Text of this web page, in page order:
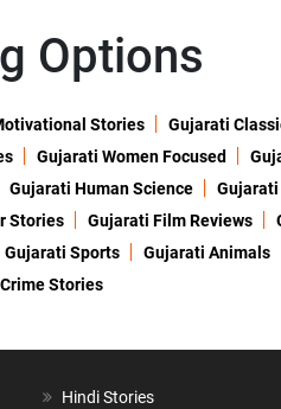
Options
Stories Gujarati
Gujarati Women Focused
Gujarati Human Science
Stories Gujarati Film Reviews
Gujarati Sports Gujarati Animals
Stories
Hindi Stories